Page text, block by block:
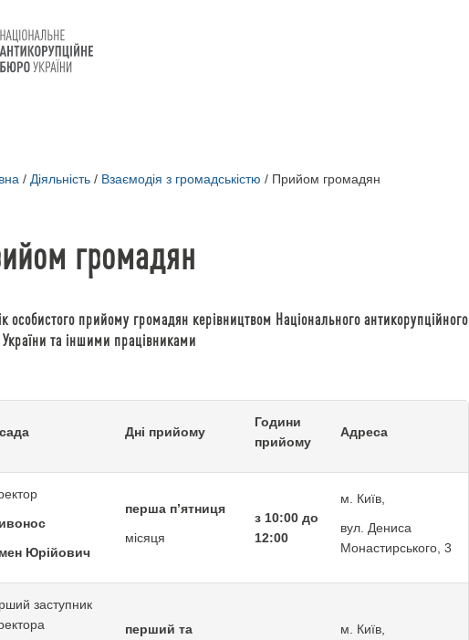
/ Діяльність / Взаємодія з громадськістю / Прийом громадян
громадян
особистого прийому громадян керівництвом Національного антикорупційного
та іншими працівниками
Дні прийому
Години
прийому
Адреса
Юрійович
перша п’ятниця
місяця
з 10:00 до
12:00
м. Київ,
вул. Дениса
Монастирського, 3
заступник
перший та
м. Київ,